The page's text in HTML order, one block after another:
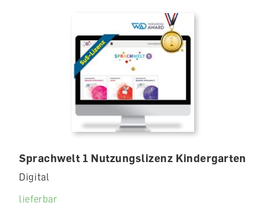
Sprachwelt 1 Nutzungslizenz Kindergarten
Digital
lieferbar